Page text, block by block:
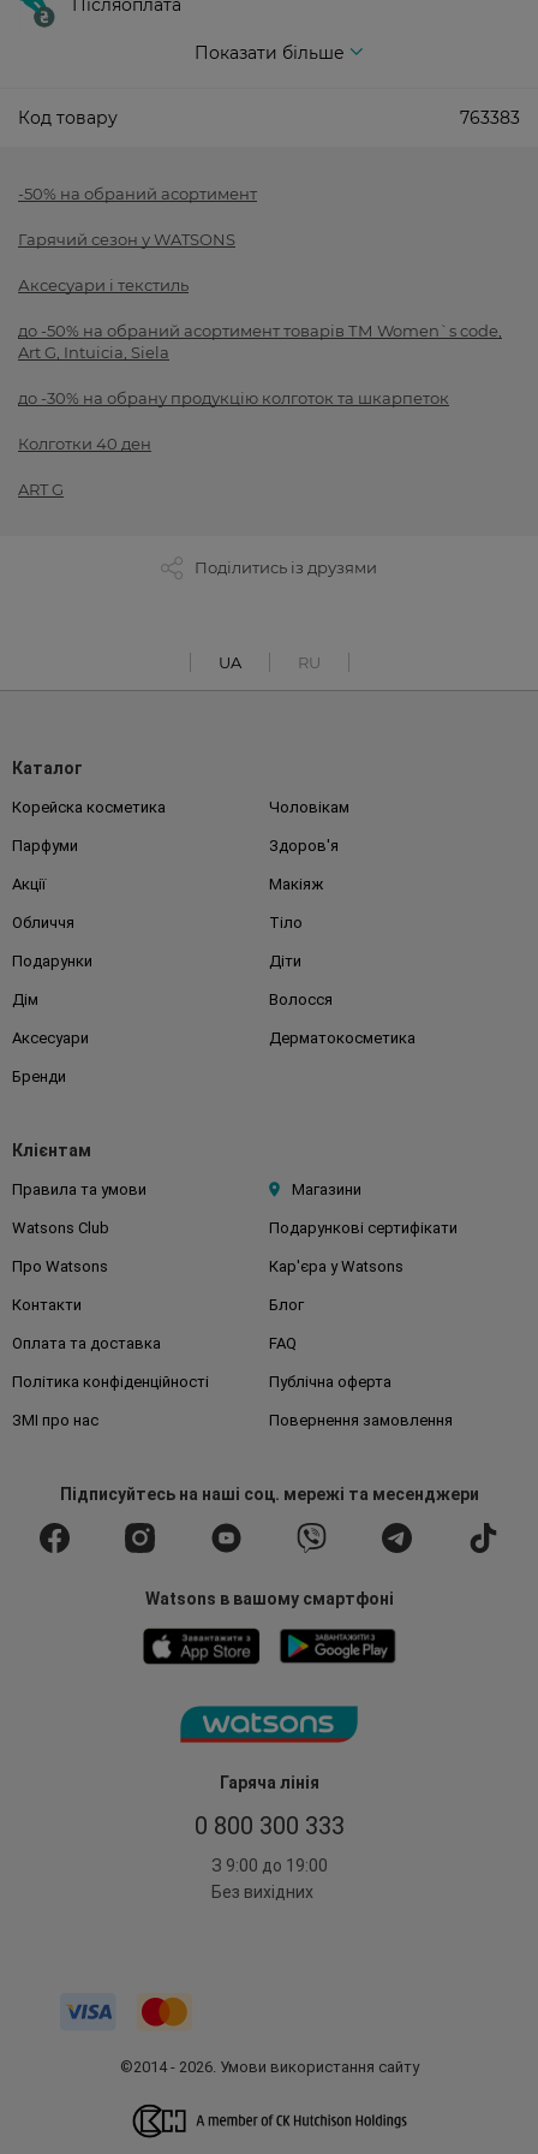
Післяоплата
Показати більше
Код товару 763383
-50% на обраний асортимент
Гарячий сезон у WATSONS
Аксесуари і текстиль
до -50% на обраний асортимент товарів ТМ Women`s code,
Art G, Intuicia, Siela
до -30% на обрану продукцію колготок та шкарпеток
Колготки 40 ден
ART G
Поділитись із друзями
UA RU
Гаряча лінія
0 800 300 333
З 9:00 до 19:00
Без вихідних
Каталог
Корейска косметика Чоловікам
Парфуми Здоров'я
Акції Макіяж
Обличчя Тіло
Подарунки Діти
Дім Волосся
Аксесуари Дерматокосметика
Бренди
Клієнтам
Правила та умови Магазини
Watsons Club Подарункові сертифікати
Про Watsons Кар'єра у Watsons
Контакти Блог
Оплата та доставка FAQ
Політика конфіденційності Публічна оферта
ЗМІ про нас Повернення замовлення
Підписуйтесьна наші соц. мережі та месенджери
Watsons в вашому смартфоні
©2014 - 2026. Умови використання сайту